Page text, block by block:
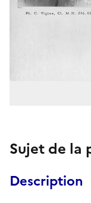
Sujet de la
Description